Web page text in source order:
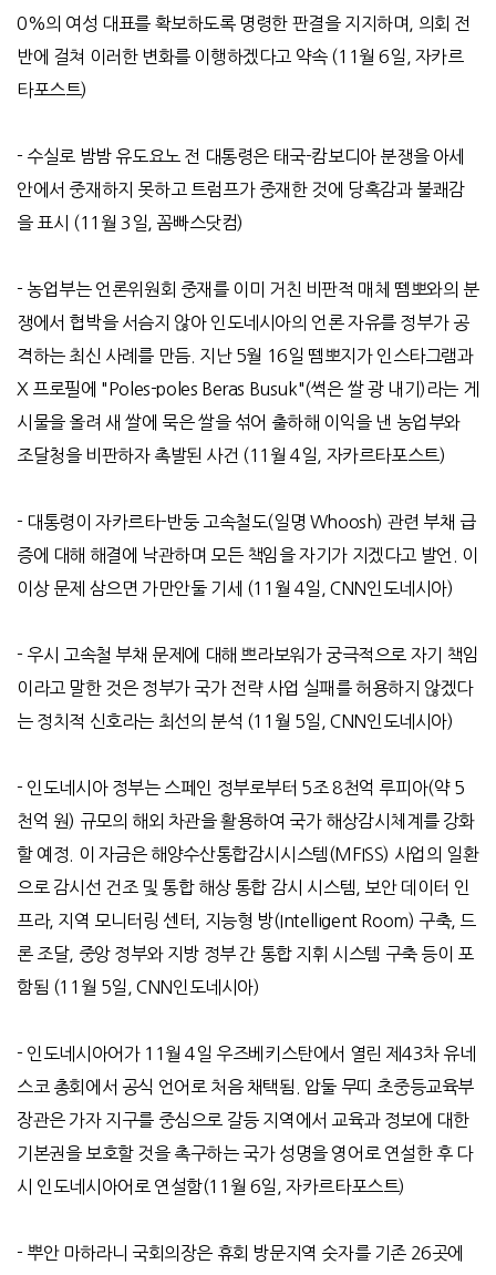
0%의 여성 대표를 확보하도록 명령한 판결을 지지하며
의회 전
반에 걸쳐 이러한 변화를 이행하겠다고 약속(11 월 6일 자카르
타포스트)
- 수실로 밤밤 유도요노 전 대통령은 태국-캄보디아 분쟁을 아세
안에서 중재하지 못하고 트럼프가 중재한 것에 당혹감과 불쾌감
을 표시 (11 월 3일 꼼빠스닷컴)
- 농업부는 언론위원회 중재를 이미 거친 비판적 매체 뗌뽀와의 분
쟁에서 협박을 서슴지 않아 인도네시아의 언론 자유를 정부가 공
격하는 최신 사례를 만듬. 지난5월 16일 뗌뽀지가 인스타그램과
X 프로필에 "Poles-poles Beras Busuk"(썩은 쌀 광 내기 )라는 게
시물을 올려 새 쌀에 묵은 쌀을 섞어 출하해 이익을 낸 농업부와
조달청을 비판하자 촉발된 사건 (11 월 4일 자카르타포스트)
- 대통령이 자카르타-반둥 고속철도(일명 Whoosh) 관련 부채 급
증에 대해 해결에 낙관하며 모든 책임을 자기가 지겠다고 발언
이
이상 문제 삼으면 가만안둘 기세 (11 월 4일 , CNN인도네시아)
- 우시 고속철 부채 문제에 대해 쁘라보워가 궁극적으로 자기 책임
이라고 말한 것은 정부가 국가 전략 사업 실패를 허용하지 않겠다
는 정치적 신호라는 최선의 분석 (11 월 5일 , CNN인도네시아)
- 인도네시아 정부는 스페인 정부로부터 5조 8천억 루피아(약5
천억 원) 규모의 해외 차관을 활용하여 국가 해상감시체계를 강화
할 예정
이 자금은 해양수산통합감시시스템(MFISS) 사업의 일환
으로 감시선 건조 및 통합 해상 통합 감시 시스템
보안 데이터 인
프라, 지역 모니터링 센터 지능형 방(Intelligent Room) 구축, 드
론 조달, 중앙 정부와 지방 정부 간 통합 지휘 시스템 구축 등이 포
함됨 (11 월 5일 , CNN인도네시아)
- 인도네시아어가11 월 4일 우즈베키스탄에서 열린 제43차 유네
스코 총회에서 공식 언어로 처음 채택됨
압둘 무띠 초중등교육부
장관은 가자 지구를 중심으로 갈등 지역에서 교육과 정보에 대한
기본권을 보호할 것을 촉구하는 국가 성명을 영어로 연설한 후 다
시 인도네시아어로 연설함(11 월 6일 ,자카르타포스트)
- 뿌안 마하라니 국회의장은 휴회 방문지역 숫자를 기존 26곳에